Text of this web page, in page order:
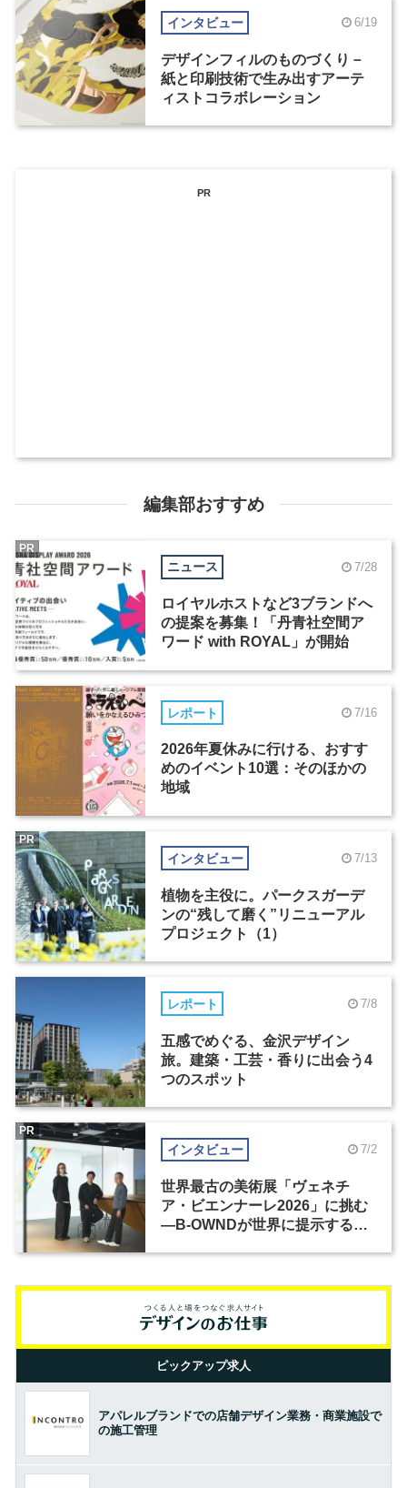
インタビュー 6/19
デザインフィルのものづくり－
紙と印刷技術で生み出すアーテ
ィストコラボレーション
PR
編集部おすすめ
ニュース 7/28
ロイヤルホストなど3ブランドへ
の提案を募集！「丹青社空間ア
ワード with ROYAL」が開始
PR
レポート 7/16
2026年夏休みに行ける、おすす
めのイベント10選：そのほかの
地域
インタビュー 7/13
植物を主役に。パークスガーデ
ンの“残して磨く”リニューアル
プロジェクト（1）
PR
レポート 7/8
五感でめぐる、金沢デザイン
旅。建築・工芸・香りに出会う4
つのスポット
インタビュー 7/2
世界最古の美術展「ヴェネチ
ア・ビエンナーレ2026」に挑む
―B-OWNDが世界に提示する美
PR
ピックアップ求人
アパレルブランドでの店舗デザイン業務・商業施設で
の施工管理